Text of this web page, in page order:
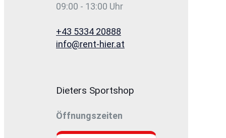
09:00 - 13:00 Uhr
+43 5334 20888
info@rent-hier.at
Dieters Sportshop
Öffnungszeiten